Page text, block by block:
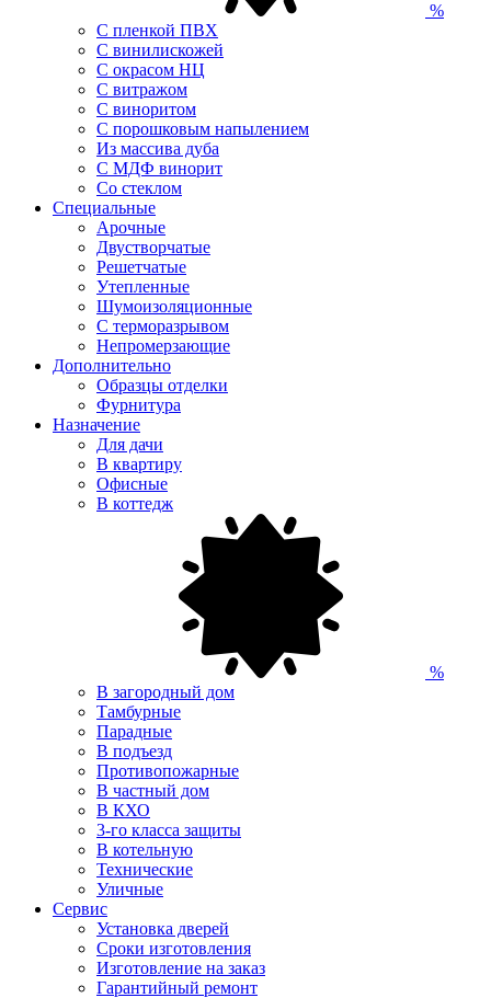
%
С пленкой ПВХ
С винилискожей
С окрасом НЦ
С витражом
С виноритом
С порошковым напылением
Из массива дуба
С МДФ винорит
Со стеклом
Специальные
Арочные
Двустворчатые
Решетчатые
Утепленные
Шумоизоляционные
С терморазрывом
Непромерзающие
Дополнительно
Образцы отделки
Фурнитура
Назначение
Для дачи
В квартиру
Офисные
В коттедж
%
В загородный дом
Тамбурные
Парадные
В подъезд
Противопожарные
В частный дом
В КХО
3-го класса защиты
В котельную
Технические
Уличные
Сервис
Установка дверей
Сроки изготовления
Изготовление на заказ
Гарантийный ремонт